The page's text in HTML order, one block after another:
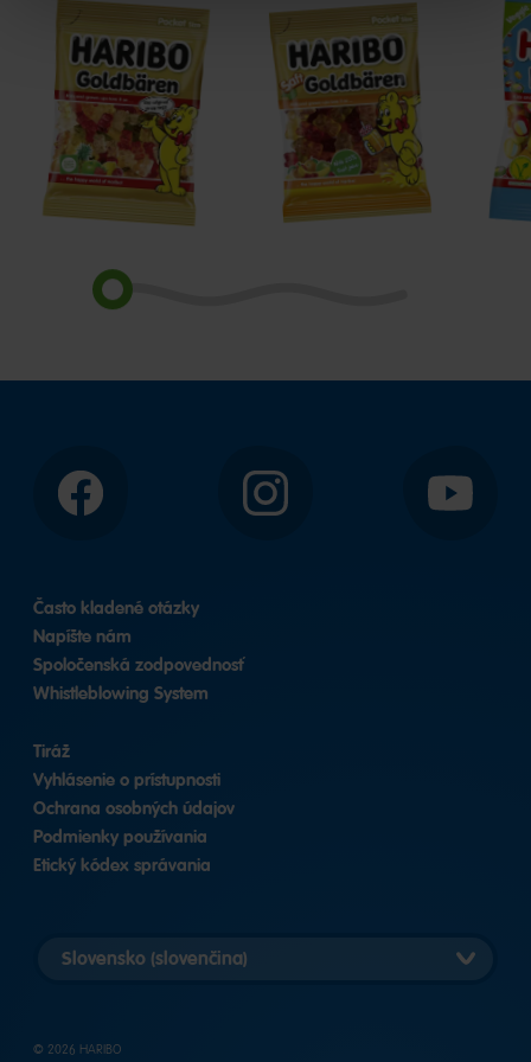
Goldbären
Saft
Goldbären
Facebook Instagram YouTube
Často kladené otázky
Napíšte nám
Spoločenská zodpovednosť
Whistleblowing System
Tiráž
Vyhlásenie o prístupnosti
Ochrana osobných údajov
Podmienky používania
Etický kódex správania
Vybrať
verziu
© 2026 HARIBO